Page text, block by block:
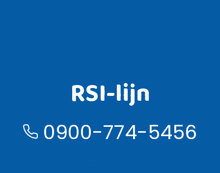
RSI-lijn
0900-774-5456